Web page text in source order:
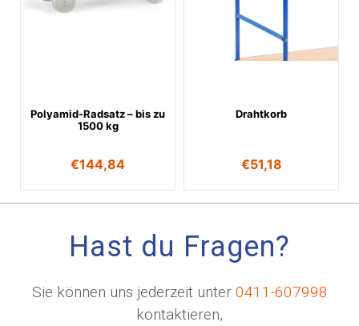
Polyamid-Radsatz – bis zu
1500 kg
€144,84
Drahtkorb
€51,18
Hast du Fragen?
Sie können uns jederzeit unter 0411-607998
kontaktieren,